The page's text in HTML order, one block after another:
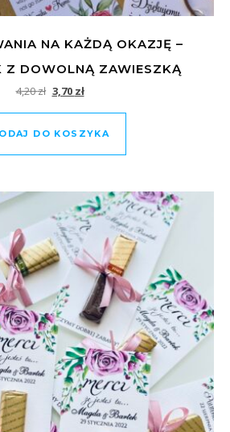
NA KAŻDĄ OKAZJĘ –
Z DOWOLNĄ ZAWIESZKĄ
4,20zł Pierwotna cena wynosiła: 4,20 zł.
3,70 złAktualna cena wynosi: 3,70 zł.
DO KOSZYKA